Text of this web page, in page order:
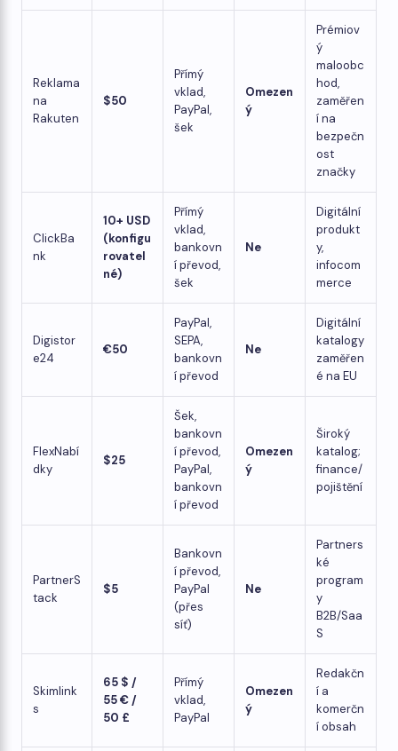
Reklama
na
Rakuten
$50
Přímý
vklad,
PayPal,
šek
Omezen
ý
Prémiov
ý
maloobc
hod,
zaměřen
í na
bezpečn
ost
značky
ClickBa
nk
10+ USD
(konfigu
rovatel
né)
Přímý
vklad,
bankovn
í převod,
šek
Ne
Digitální
produkt
y,
infocom
merce
Digistor
e24
€50
PayPal,
SEPA,
bankovn
í převod
Ne
Digitální
katalogy
zaměřen
é na EU
FlexNabí
dky
$25
Šek,
bankovn
í převod,
PayPal,
bankovn
í převod
Omezen
ý
Široký
katalog;
finance/
pojištění
PartnerS
tack
$5
Bankovn
í převod,
PayPal
(přes
síť)
Ne
Partners
ké
program
y
B2B/Saa
S
Skimlink
s
65 $ /
55 € /
50 £
Přímý
vklad,
PayPal
Omezen
ý
Redakčn
í a
komerčn
í obsah